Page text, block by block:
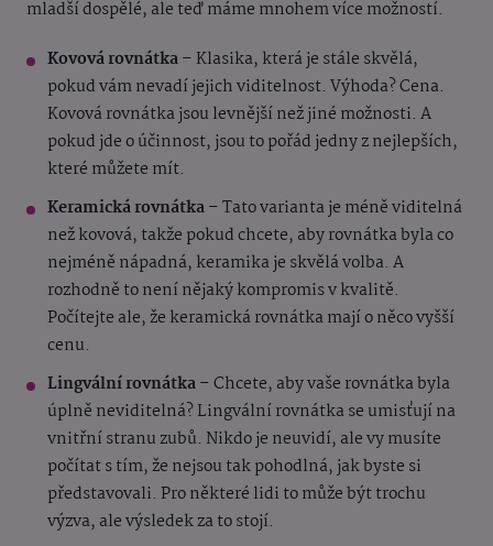
mladší dospělé, ale teď máme mnohem více možností.
Kovová rovnátka– Klasika, která je stále skvělá,
pokud vám nevadí jejich viditelnost. Výhoda? Cena.
Kovová rovnátka jsou levnější než jiné možnosti. A
pokud jde o účinnost, jsou to pořád jedny z nejlepších,
které můžete mít.
Keramická rovnátka– Tato varianta je méně viditelná
než kovová, takže pokud chcete, aby rovnátka byla co
nejméně nápadná, keramika je skvělá volba. A
rozhodně to není nějaký kompromis v kvalitě.
Počítejte ale, že keramická rovnátka mají o něco vyšší
cenu.
Lingvální rovnátka– Chcete, aby vaše rovnátka byla
úplně neviditelná? Lingvální rovnátka se umisťují na
vnitřní stranu zubů. Nikdo je neuvidí, ale vy musíte
počítat s tím, že nejsou tak pohodlná, jak byste si
představovali. Pro některé lidi to může být trochu
výzva, ale výsledek za to stojí.